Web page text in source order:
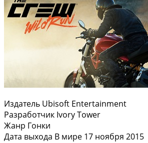
Издатель Ubisoft Entertainment
Разработчик Ivory Tower
Жанр Гонки
Дата выхода В мире 17 ноября 2015